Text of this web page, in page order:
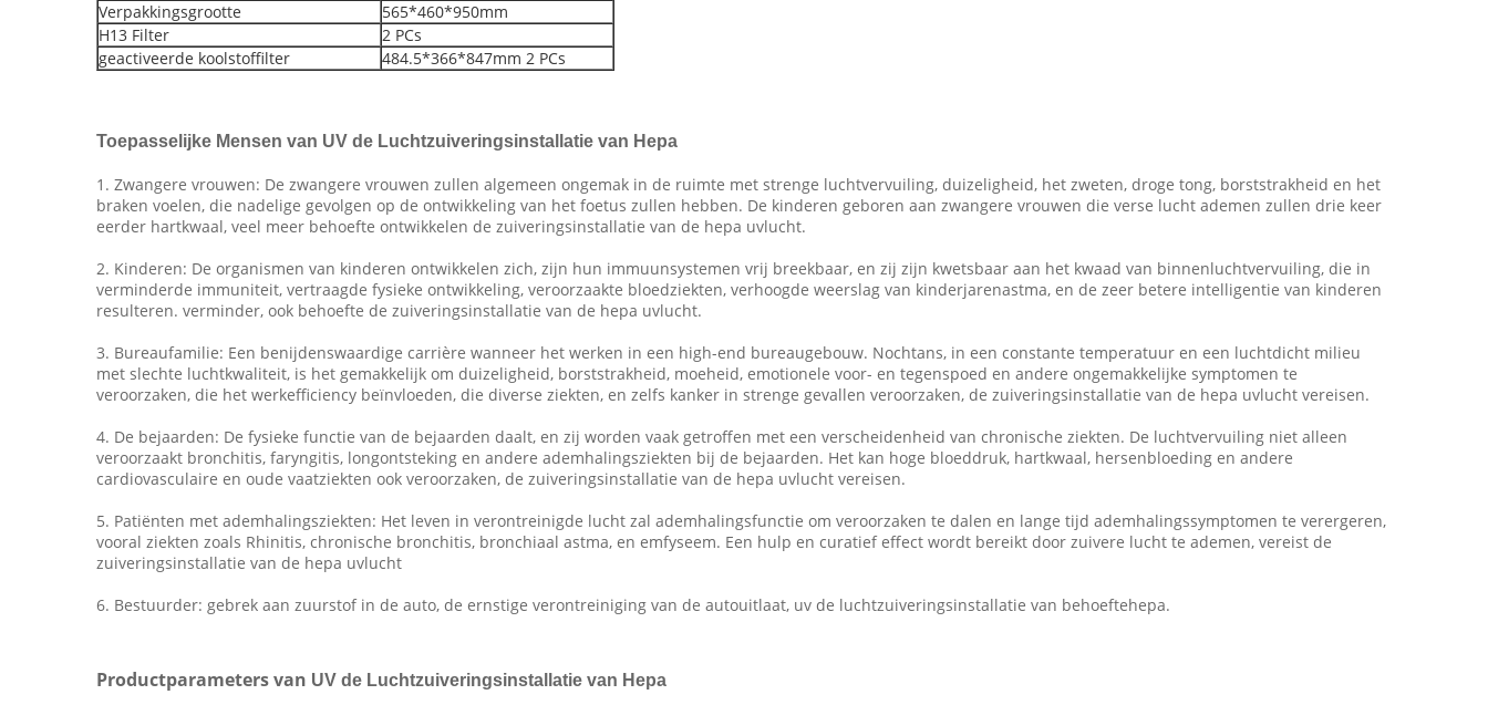
Verpakkingsgrootte
565*460*950mm
H13 Filter
2 PCs
geactiveerde koolstoffilter
484.5*366*847mm 2 PCs
Toepasselijke Mensen van UV de Luchtzuiveringsinstallatie van Hepa
1. Zwangere vrouwen: De zwangere vrouwen zullen algemeen ongemak in de ruimte met strenge luchtvervuiling, duizeligheid, het zweten, droge tong, borststrakheid en het
braken voelen, die nadelige gevolgen op de ontwikkeling van het foetus zullen hebben. De kinderen geboren aan zwangere vrouwen die verse lucht ademen zullen drie keer
eerder hartkwaal, veel meer behoefte ontwikkelen de zuiveringsinstallatie van de hepa uvlucht.
2. Kinderen: De organismen van kinderen ontwikkelen zich, zijn hun immuunsystemen vrij breekbaar, en zij zijn kwetsbaar aan het kwaad van binnenluchtvervuiling, die in
verminderde immuniteit, vertraagde fysieke ontwikkeling, veroorzaakte bloedziekten, verhoogde weerslag van kinderjarenastma, en de zeer betere intelligentie van kinderen
resulteren. verminder, ook behoefte de zuiveringsinstallatie van de hepa uvlucht.
3. Bureaufamilie: Een benijdenswaardige carrière wanneer het werken in een high-end bureaugebouw. Nochtans, in een constante temperatuur en een luchtdicht milieu
met slechte luchtkwaliteit, is het gemakkelijk om duizeligheid, borststrakheid, moeheid, emotionele voor- en tegenspoed en andere ongemakkelijke symptomen te
veroorzaken, die het werkefficiency beïnvloeden, die diverse ziekten, en zelfs kanker in strenge gevallen veroorzaken, de zuiveringsinstallatie van de hepa uvlucht vereisen.
4. De bejaarden: De fysieke functie van de bejaarden daalt, en zij worden vaak getroffen met een verscheidenheid van chronische ziekten. De luchtvervuiling niet alleen
veroorzaakt bronchitis, faryngitis, longontsteking en andere ademhalingsziekten bij de bejaarden. Het kan hoge bloeddruk, hartkwaal, hersenbloeding en andere
cardiovasculaire en oude vaatziekten ook veroorzaken, de zuiveringsinstallatie van de hepa uvlucht vereisen.
5. Patiënten met ademhalingsziekten: Het leven in verontreinigde lucht zal ademhalingsfunctie om veroorzaken te dalen en lange tijd ademhalingssymptomen te verergeren,
vooral ziekten zoals Rhinitis, chronische bronchitis, bronchiaal astma, en emfyseem. Een hulp en curatief effect wordt bereikt door zuivere lucht te ademen, vereist de
zuiveringsinstallatie van de hepa uvlucht
6. Bestuurder: gebrek aan zuurstof in de auto, de ernstige verontreiniging van de autouitlaat, uv de luchtzuiveringsinstallatie van behoeftehepa.
Productparameters van UV de Luchtzuiveringsinstallatie van Hepa